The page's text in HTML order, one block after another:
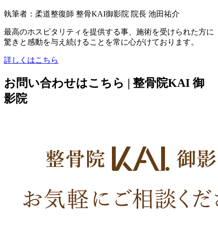
執筆者：柔道整復師 整骨KAI御影院 院長 池田祐介
最高のホスピタリティを提供する事、施術を受けられた方に
驚きと感動を与え続けることを常に心がけております。
詳しくはこちら
お問い合わせはこちら | 整骨院KAI 御
影院